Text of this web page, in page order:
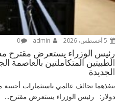
0
رئيس الوزراء يستعرض مقترح
الطبيتين المتكاملتين بالعاصمة
الجديدة
دولار: رئيس الوزراء يستعرض مقترح...